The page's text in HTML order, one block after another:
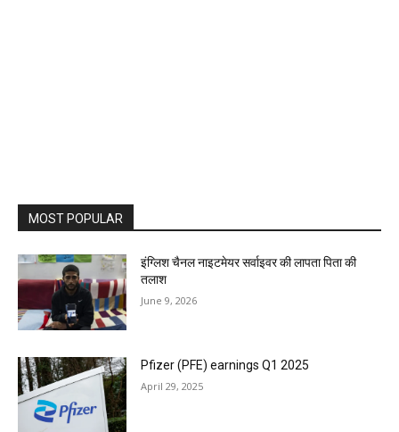
MOST POPULAR
इंग्लिश चैनल नाइटमेयर सर्वाइवर की लापता पिता की
तलाश
June 9, 2026
Pfizer (PFE) earnings Q1 2025
April 29, 2025